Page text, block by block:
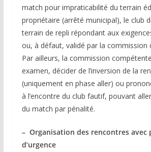
match pour impraticabilité du terrain
propriétaire (arrêté municipal), le club
terrain de repli répondant aux
ou, à défaut, validé par la commission
Par ailleurs, la commission
examen, décider de l’inversion de la
(uniquement en phase aller) ou
à l’encontre du club fautif, pouvant
du match par pénalité.
– Organisation des rencontres avec
d’urgence